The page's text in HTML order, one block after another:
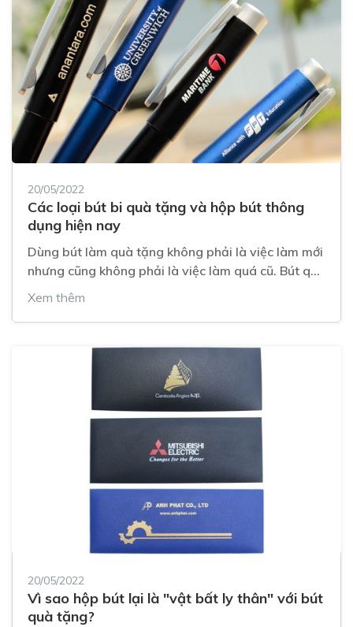
20/05/2022
Các loại bút bi quà tặng và hộp bút thông
dụng hiện nay
Dùng bút làm quà tặng không phải là việc làm mới
nhưng cũng không phải là việc làm quá cũ. Bút quà
tặng không bao giờ là lỗi mốt cho dù thời đại công
Xem thêm
20/05/2022
Vì sao hộp bút lại là "vật bất ly thân" với bút
quà tặng?